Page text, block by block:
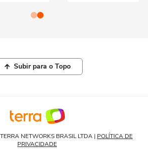
Subir para o Topo
NETWORKS BRASIL LTDA | POLÍTICA DE
PRIVACIDADE